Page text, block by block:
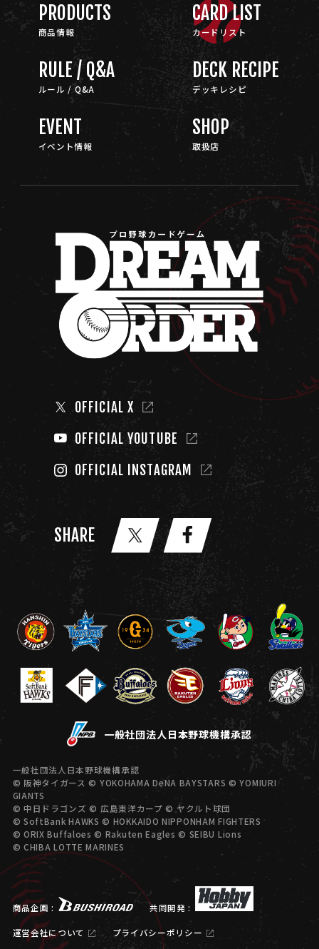
PRODUCTS
商品情報
CARD LIST
カードリスト
RULE / Q&A
ルール / Q&A
DECK RECIPE
デッキレシピ
EVENT
イベント情報
SHOP
取扱店
OFFICIAL X
OFFICIAL YOUTUBE
OFFICIAL INSTAGRAM
SHARE
一般社団法人日本野球機構承認
一般社団法人日本野球機構承認
© 阪神タイガース © YOKOHAMA DeNA BAYSTARS © YOMIURI
GIANTS
© 中日ドラゴンズ © 広島東洋カープ © ヤクルト球団
© SoftBank HAWKS © HOKKAIDO NIPPONHAM FIGHTERS
© ORIX Buffaloes © Rakuten Eagles © SEIBU Lions
© CHIBA LOTTE MARINES
商品企画 : 共同開発 :
運営会社について プライバシーポリシー